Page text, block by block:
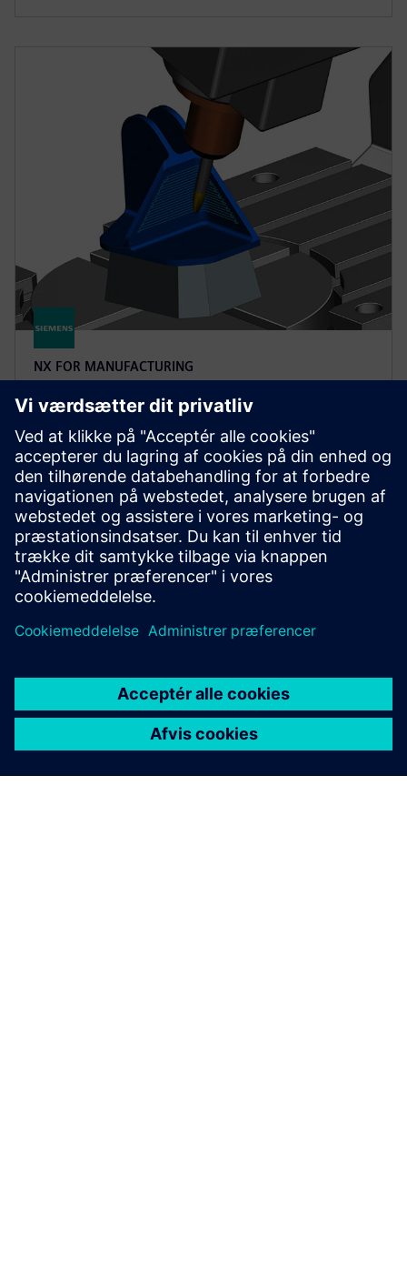
NX FOR MANUFACTURING
NX X Manufacturing CAD/CAM
Premium
Forenkle programmeringen af komplekse dele med
NX X Manufacturing Premium, der bygger på det
avancerede produkt, med flerakset bearbejdning
drevet af cloud-teknologier.